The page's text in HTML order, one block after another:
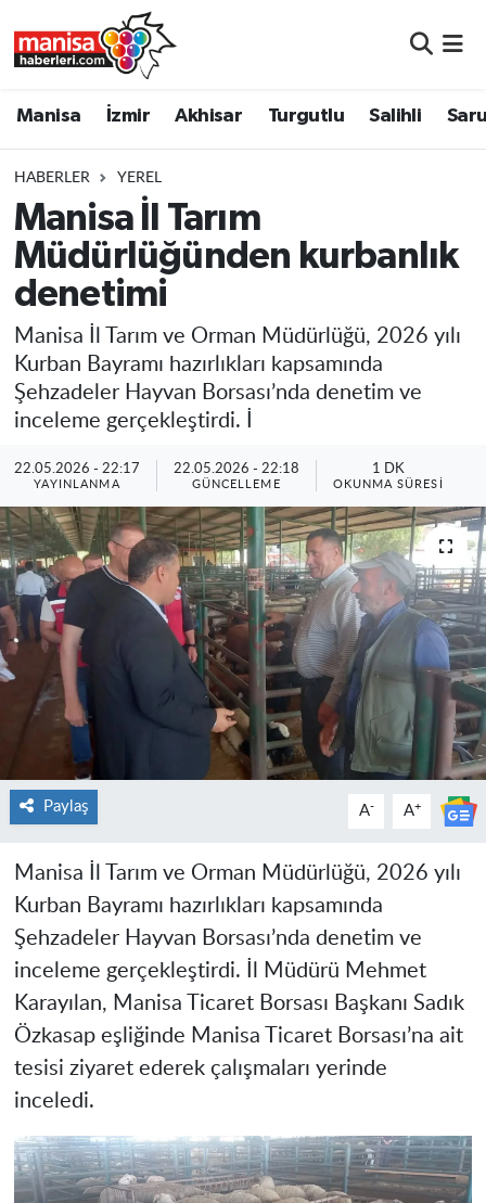
Manisa İzmir Akhisar Turgutlu Salihli
HABERLER YEREL
Manisa İl Tarım
Müdürlüğünden kurbanlık
denetimi
Manisa İl Tarım ve Orman Müdürlüğü, 2026 yılı
Kurban Bayramı hazırlıkları kapsamında
Şehzadeler Hayvan Borsası’nda denetim ve
inceleme gerçekleştirdi. İ
22.05.2026 - 22:17
YAYINLANMA
22.05.2026 - 22:18
GÜNCELLEME
1 DK
OKUNMA SÜRESI
Paylaş A- A+
Manisa İl Tarım ve Orman Müdürlüğü, 2026 yılı
Kurban Bayramı hazırlıkları kapsamında
Şehzadeler Hayvan Borsası’nda denetim ve
inceleme gerçekleştirdi. İl Müdürü Mehmet
Karayılan, Manisa Ticaret Borsası Başkanı Sadık
Özkasap eşliğinde Manisa Ticaret Borsası’na ait
tesisi ziyaret ederek çalışmaları yerinde
inceledi.
Turgutlu
Salihli
Saruhanlı
Soma
Resmi İlanlar
Manisa Nöbetçi Eczaneler
Manisa Namaz Vakitleri
Manisa Trafik Yoğunluk Haritası
Süper Lig Puan Durumu ve Fikstür
Tüm Manşetler
Son Dakika Haberleri
Haber Arşivi